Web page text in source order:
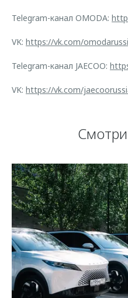
Telegram-канал OMODA:
VK: https://vk.com/
Telegram-канал JAECOO:
VK: https://vk.com/